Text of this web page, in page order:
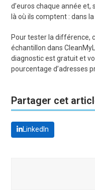
d’euros chaque année
là où ils comptent : dans
Pour tester la différence,
échantillon dans
diagnostic est gratuit et
pourcentage d’adresses
Partager cet
LinkedIn